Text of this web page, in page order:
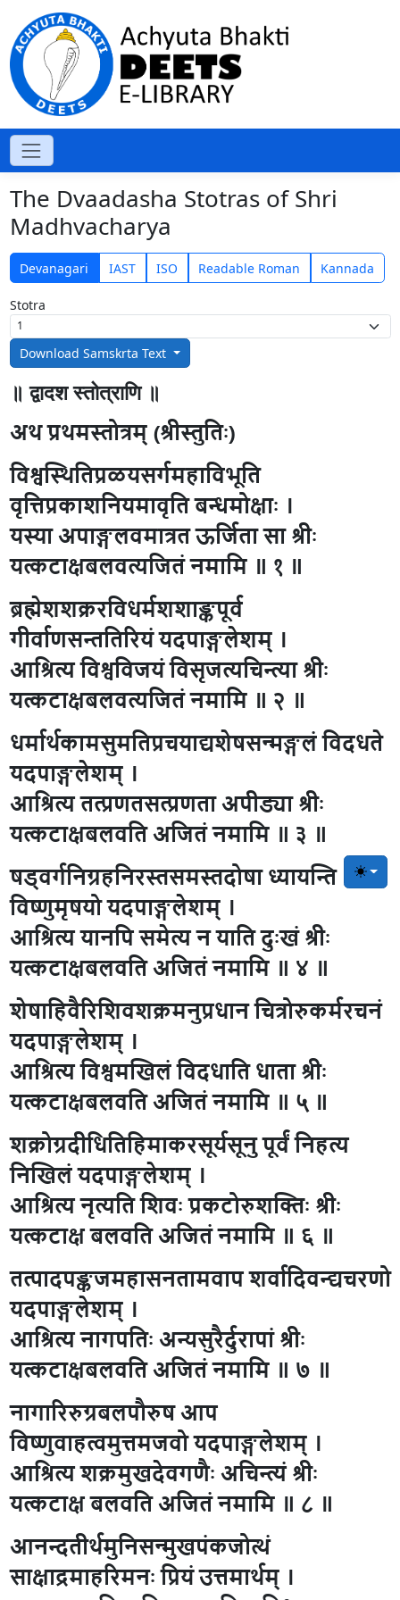
Toggle
The Dvaadasha Stotras of Shri
Madhvacharya
Devanagari IAST ISO Readable Roman Kannada
Stotra
Download Samskrta Text
॥ द्वादश स्तोत्राणि ॥
अथ प्रथमस्तोत्रम् (श्रीस्तुतिः)
विश्वस्थितिप्रळयसर्गमहाविभूति
वृत्तिप्रकाशनियमावृति बन्धमोक्षाः ।
यस्या अपाङ्गलवमात्रत ऊर्जिता सा श्रीः
यत्कटाक्षबलवत्यजितं नमामि ॥ १ ॥
ब्रह्मेशशक्ररविधर्मशशाङ्कपूर्व
गीर्वाणसन्ततिरियं यदपाङ्गलेशम् ।
आश्रित्य विश्वविजयं विसृजत्यचिन्त्या श्रीः
यत्कटाक्षबलवत्यजितं नमामि ॥ २ ॥
धर्मार्थकामसुमतिप्रचयाद्यशेषसन्मङ्गलं विदधते
यदपाङ्गलेशम् ।
आश्रित्य तत्प्रणतसत्प्रणता अपीड्या श्रीः
यत्कटाक्षबलवति अजितं नमामि ॥ ३ ॥
षड्वर्गनिग्रहनिरस्तसमस्तदोषा ध्यायन्ति
विष्णुमृषयो यदपाङ्गलेशम् ।
आश्रित्य यानपि समेत्य न याति दुःखं श्रीः
यत्कटाक्षबलवति अजितं नमामि ॥ ४ ॥
शेषाहिवैरिशिवशक्रमनुप्रधान चित्रोरुकर्मरचनं
यदपाङ्गलेशम् ।
आश्रित्य विश्वमखिलं विदधाति धाता श्रीः
यत्कटाक्षबलवति अजितं नमामि ॥ ५ ॥
शक्रोग्रदीधितिहिमाकरसूर्यसूनु पूर्वं निहत्य
निखिलं यदपाङ्गलेशम् ।
आश्रित्य नृत्यति शिवः प्रकटोरुशक्तिः श्रीः
यत्कटाक्ष बलवति अजितं नमामि ॥ ६ ॥
तत्पादपङ्कजमहासनतामवाप शर्वादिवन्द्यचरणो
यदपाङ्गलेशम् ।
आश्रित्य नागपतिः अन्यसुरैर्दुरापां श्रीः
यत्कटाक्षबलवति अजितं नमामि ॥ ७ ॥
नागारिरुग्रबलपौरुष आप
विष्णुवाहत्वमुत्तमजवो यदपाङ्गलेशम् ।
आश्रित्य शक्रमुखदेवगणैः अचिन्त्यं श्रीः
यत्कटाक्ष बलवति अजितं नमामि ॥ ८ ॥
आनन्दतीर्थमुनिसन्मुखपंकजोत्थं
साक्षाद्रमाहरिमनः प्रियं उत्तमार्थम् ।